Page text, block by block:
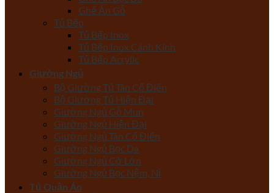
Ghế Ăn Gỗ
Tủ Bếp
Tủ Bếp Inox
Tủ Bếp Inox Cánh Kính
Tủ Bếp Acrylic
Giường Ngủ
Bộ Giường Tủ Tân Cổ Điển
Bộ Giường Tủ Hiện Đại
Giường Ngủ Gỗ Mun
Giường Ngủ Hiện Đại
Giường Ngủ Tân Cổ Điển
Giường Ngủ Bọc Da
Giường Ngủ Cỡ Lớn
Giường Ngủ Bọc Nệm, Nỉ
Tủ Quần Áo